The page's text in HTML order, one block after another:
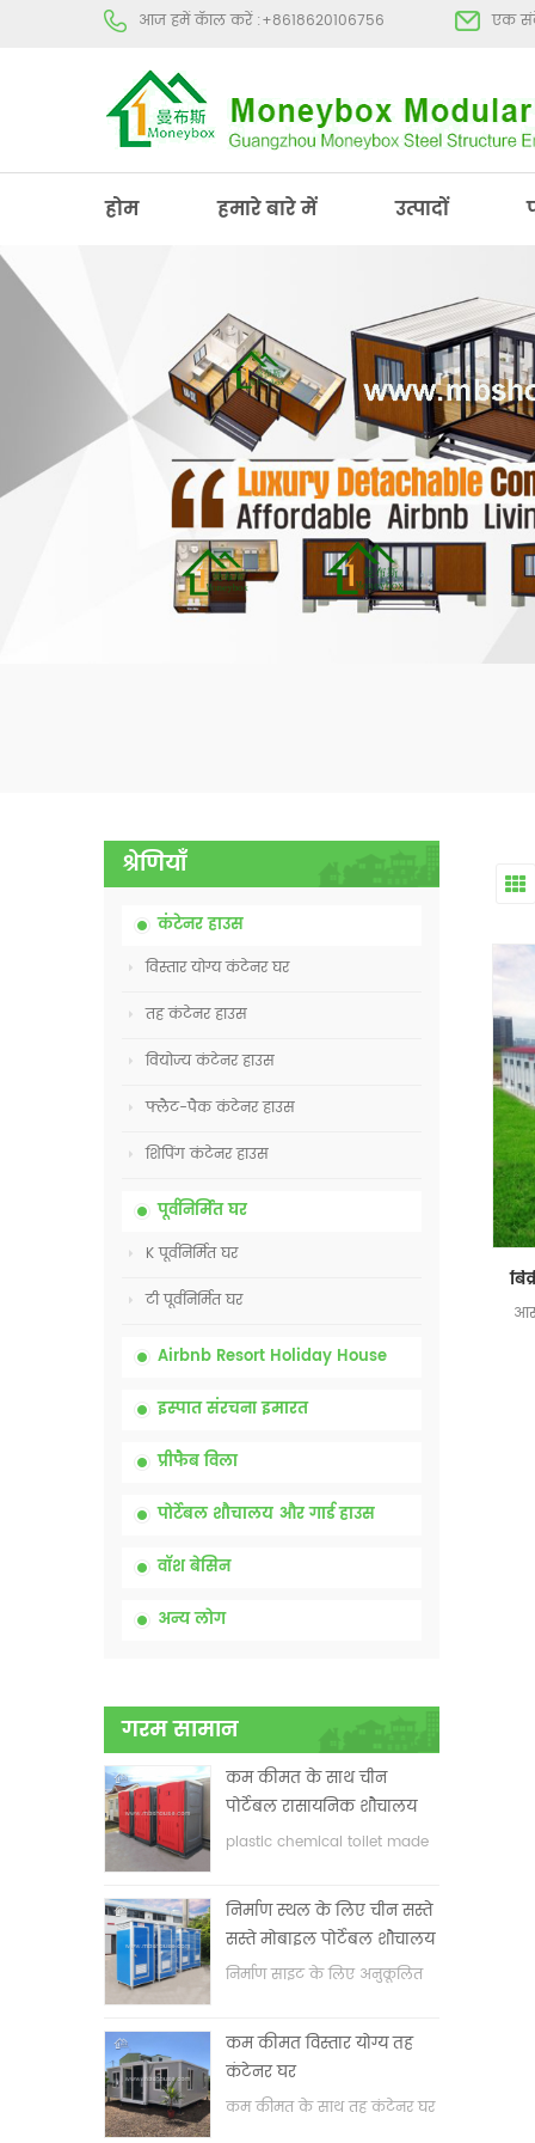
आज हमें कॅाल करें :+8618620106756 एक
होम हमारे बारे में उत्पादों
श्रेणियाँ
कंटेनर हाउस
विस्तार योग्य कंटेनर घर
तह कंटेनर हाउस
वियोज्य कंटेनर हाउस
फ्लैट-पैक कंटेनर हाउस
शिपिंग कंटेनर हाउस
पूर्वनिर्मित घर
K पूर्वनिर्मित घर
टी पूर्वनिर्मित घर
Airbnb Resort Holiday House
इस्पात संरचना इमारत
प्रीफैब विला
पोर्टेबल शौचालय और गार्ड हाउस
वॉश बेसिन
अन्य लोग
गरम सामान
कम कीमत के साथ चीन
पोर्टेबल रासायनिक शौचालय
plastic chemical toilet made
निर्माण स्थल के लिए चीन सस्ते
सस्ते मोबाइल पोर्टेबल शौचालय
निर्माण साइट के लिए अनुकूलित
कम कीमत विस्तार योग्य तह
कंटेनर घर
कम कीमत के साथ तह कंटेनर घर